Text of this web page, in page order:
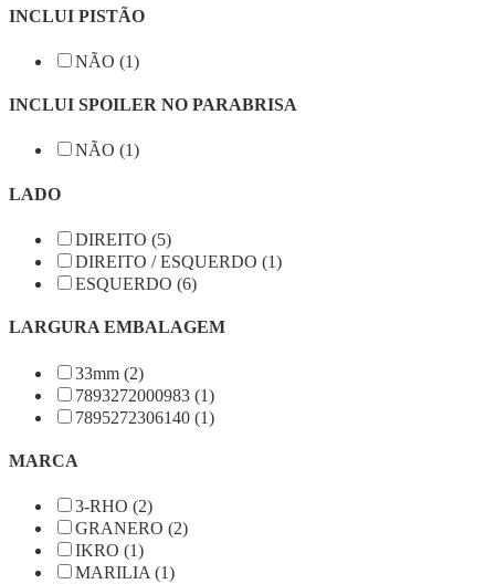
INCLUI PISTÃO
NÃO (1)
INCLUI SPOILER NO PARABRISA
NÃO (1)
LADO
DIREITO (5)
DIREITO / ESQUERDO (1)
ESQUERDO (6)
LARGURA EMBALAGEM
33mm (2)
7893272000983 (1)
7895272306140 (1)
MARCA
3-RHO (2)
GRANERO (2)
IKRO (1)
MARILIA (1)